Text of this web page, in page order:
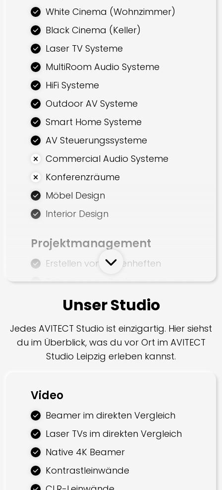
White Cinema (Wohnzimmer)
Black Cinema (Keller)
Laser TV Systeme
MultiRoom Audio Systeme
HiFi Systeme
Outdoor AV Systeme
Smart Home Systeme
AV Steuerungssysteme
Commercial Audio Systeme
Konferenzräume
Möbel Design
Interior Design
Projektmanagement
Erstellen von Lastenheften
Teilnahme an Baubesprechungen
Abstimmung mit dritten
Projektbeteiligten
Koordination von dritten
Projektbeteiligten
Dokumentation
Montage
Bodenbelag
Trockenbau
Elektroarbeiten
Malerarbeiten
Unser Studio
Jedes AVITECT Studio ist einzigartig. Hier siehst
du im Überblick, was du vor Ort im AVITECT
Studio Leipzig erleben kannst.
Video
Beamer im direkten Vergleich
Laser TVs im direkten Vergleich
Native 4K Beamer
Kontrastleinwände